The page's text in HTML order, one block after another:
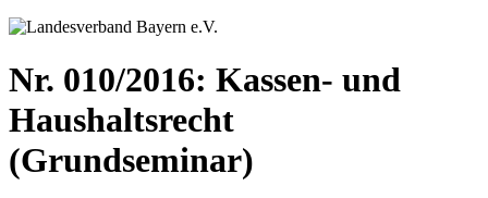
Nr. 010/2016: Kassen- und
Haushaltsrecht
(Grundseminar)